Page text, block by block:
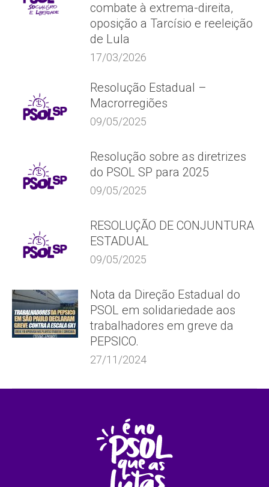
combate à extrema-direita,
oposição a Tarcísio e reeleição
de Lula
17/03/2026
Resolução Estadual –
Macrorregiões
09/05/2025
Resolução sobre as diretrizes
do PSOL SP para 2025
09/05/2025
RESOLUÇÃO DE CONJUNTURA
ESTADUAL
09/05/2025
Nota da Direção Estadual do
PSOL em solidariedade aos
trabalhadores em greve da
PEPSICO.
27/11/2024